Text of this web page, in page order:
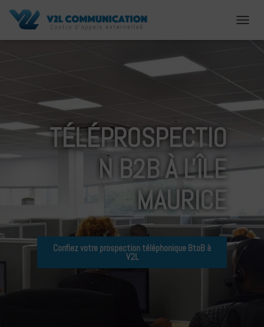
É
N
TÉLÉPROSPECTIO
N B2B À L'ÎLE
MAURICE
Confiez votre prospection téléphonique BtoB à
V2L